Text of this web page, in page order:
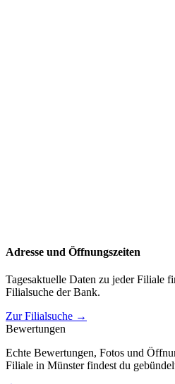
Adresse und Öffnungszeiten
Tagesaktuelle Daten zu jeder Filiale
Filialsuche der Bank.
Zur Filialsuche →
Bewertungen
Echte Bewertungen, Fotos und
Filiale in Münster findest du